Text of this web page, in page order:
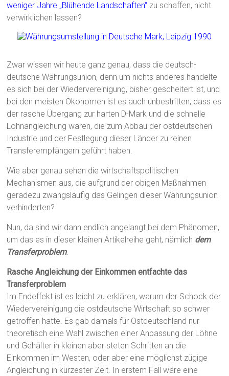
weniger Jahre „Blühende Landschaften“ zu schaffen, nicht
verwirklichen lassen?
Zwar wissen wir heute ganz genau, dass die deutsch-
deutsche Währungsunion, denn um nichts anderes handelte
es sich bei der Wiedervereinigung, bisher gescheitert ist, und
bei den meisten Ökonomen ist es auch unbestritten, dass es
der rasche Übergang zur harten D-Mark und die schnelle
Lohnangleichung waren, die zum Abbau der ostdeutschen
Industrie und der Festlegung dieser Länder zu reinen
Transferempfängern geführt haben.
Wie aber genau sehen die wirtschaftspolitischen
Mechanismen aus, die aufgrund der obigen Maßnahmen
geradezu zwangsläufig das Gelingen dieser Währungsunion
verhinderten?
Nun, da sind wir dann endlich angelangt bei dem Phänomen,
um das es in dieser kleinen Artikelreihe geht, nämlich dem
Transferproblem.
Rasche Angleichung der Einkommen entfachte das
Transferproblem
Im Endeffekt ist es leicht zu erklären, warum der Schock der
Wiedervereinigung die ostdeutsche Wirtschaft so schwer
getroffen hatte. Es gab damals für Ostdeutschland nur
theoretisch eine Wahl zwischen einer Anpassung der Löhne
und Gehälter in kleinen aber steten Schritten an die
Einkommen im Westen, oder aber eine möglichst zügige
Angleichung in kürzester Zeit. In erstem Fall wäre eine